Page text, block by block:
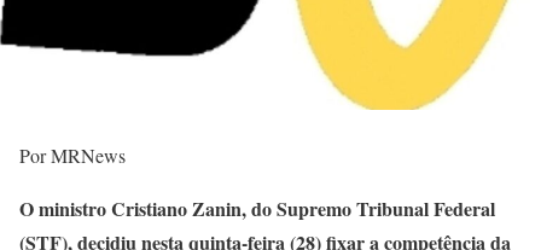
Por MRNews
O ministro Cristiano Zanin, do Supremo Tribunal Federal
(STF), decidiu nesta quinta-feira (28) fixar a competência da